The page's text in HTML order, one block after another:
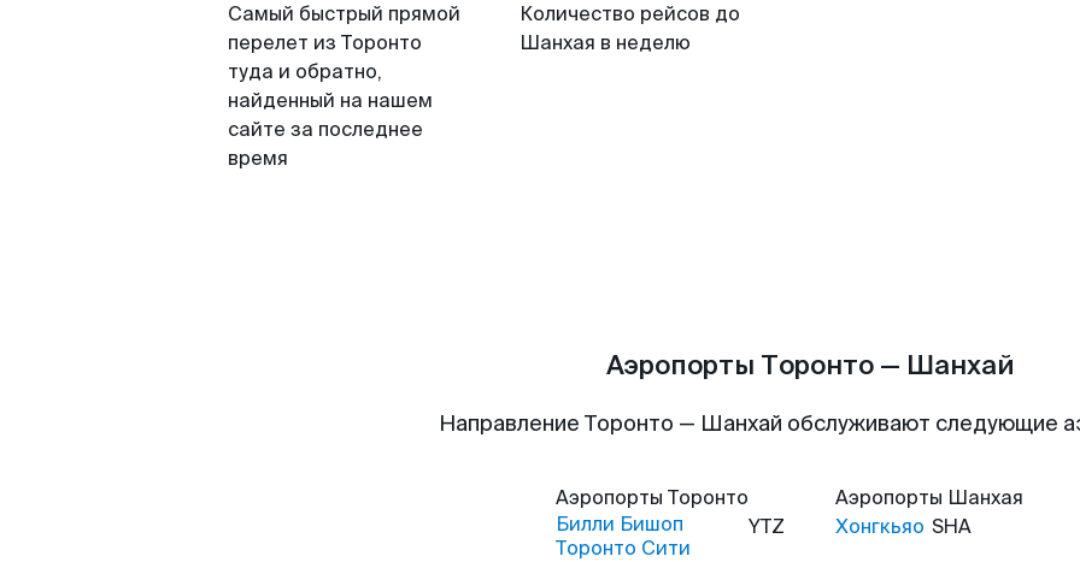
Самый быстрый прямой
перелет из Торонто
туда и обратно,
найденный на нашем
сайте за последнее
время
Количество рейсов до
Шанхая в неделю
Аэропорты Торонто — Шанхай
Направление Торонто — Шанхай обслуживают следующие
Аэропорты Торонто
Билли Бишоп
Торонто Сити
YTZ
Аэропорты Шанхая
Хонгкьяо SHA